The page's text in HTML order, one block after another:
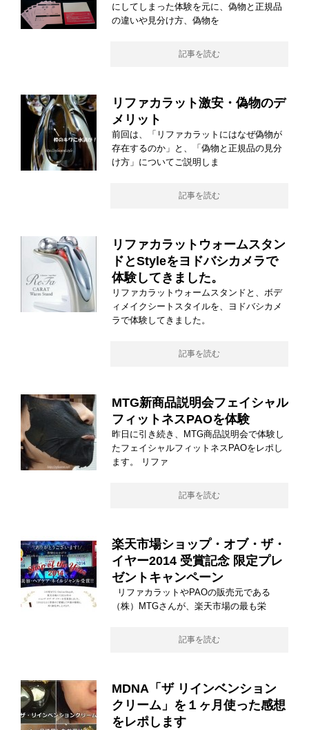
にしてしまった体験を元に、偽物と正規品
の違いや見分け方、偽物を
記事を読む
リファカラット激安・偽物のデ
メリット
前回は、「リファカラットにはなぜ偽物が
存在するのか」と、「偽物と正規品の見分
け方」についてご説明しま
記事を読む
リファカラットウォームスタン
ドとStyleをヨドバシカメラで
体験してきました。
リファカラットウォームスタンドと、ボデ
ィメイクシートスタイルを、ヨドバシカメ
ラで体験してきました。
記事を読む
MTG新商品説明会フェイシャル
フィットネスPAOを体験
昨日に引き続き、MTG商品説明会で体験し
たフェイシャルフィットネスPAOをレポし
ます。 リファ
記事を読む
楽天市場ショップ・オブ・ザ・
イヤー2014 受賞記念 限定プレ
ゼントキャンペーン
リファカラットやPAOの販売元である
（株）MTGさんが、楽天市場の最も栄
記事を読む
MDNA「ザ リインベンション
クリーム」を１ヶ月使った感想
をレポします